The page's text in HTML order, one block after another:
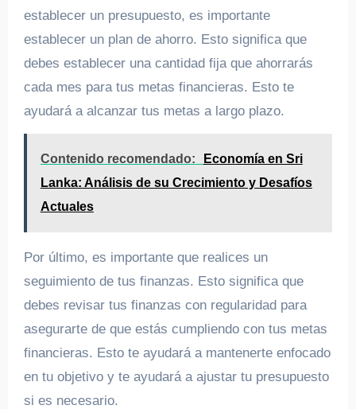
establecer un presupuesto, es importante
establecer un plan de ahorro. Esto significa que
debes establecer una cantidad fija que ahorrarás
cada mes para tus metas financieras. Esto te
ayudará a alcanzar tus metas a largo plazo.
Contenido recomendado:
Economía en Sri
Lanka: Análisis de su Crecimiento y Desafíos
Actuales
Por último, es importante que realices un
seguimiento de tus finanzas. Esto significa que
debes revisar tus finanzas con regularidad para
asegurarte de que estás cumpliendo con tus metas
financieras. Esto te ayudará a mantenerte enfocado
en tu objetivo y te ayudará a ajustar tu presupuesto
si es necesario.